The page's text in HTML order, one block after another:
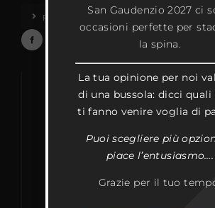
privacy & cookies policy
Australia • Nuova
Africa Australe
Isole del Pacifico
San Gaudenzio 2027 ci
occasioni perfette per
la spina.
La tua opinione per noi
di una bussola: dicci quali
ti fanno venire voglia di
Puoi scegliere più
piace l’entusiasmo….
Grazie per il tuo